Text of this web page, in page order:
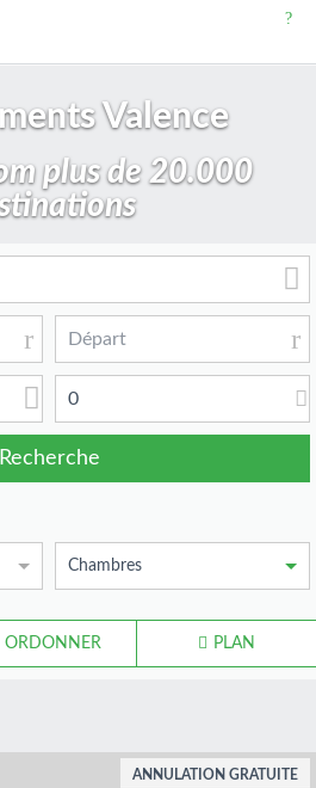
Valence
plus de 20.000
0
Chambres
ORDONNER PLAN
ANNULATION GRATUITE